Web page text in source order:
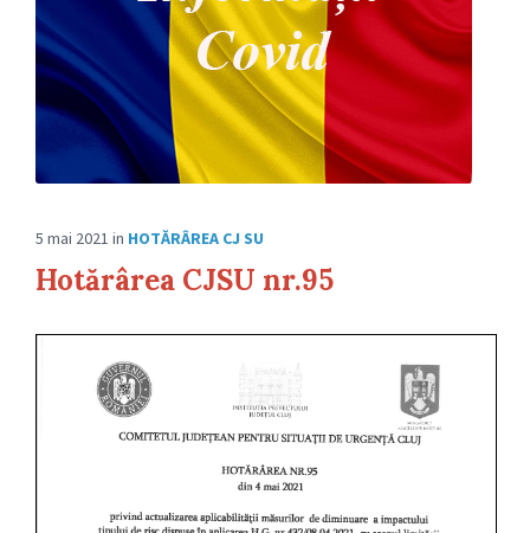
5 mai 2021 in HOTĂRÂREA CJ SU
Hotărârea CJSU nr.95